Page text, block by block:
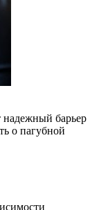
надежный барьер
о пагубной